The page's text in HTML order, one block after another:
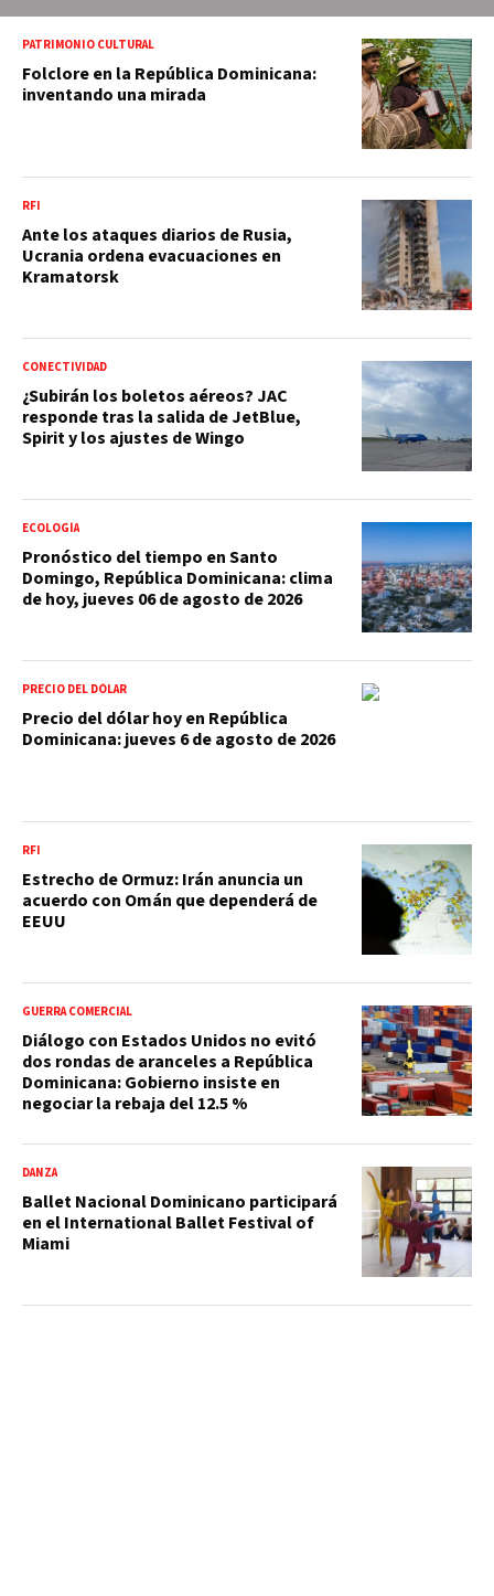
PATRIMONIO CULTURAL
Folclore en la República Dominicana:
inventando una mirada
RFI
Ante los ataques diarios de Rusia,
Ucrania ordena evacuaciones en
Kramatorsk
CONECTIVIDAD
¿Subirán los boletos aéreos? JAC
responde tras la salida de JetBlue,
Spirit y los ajustes de Wingo
ECOLOGÍA
Pronóstico del tiempo en Santo
Domingo, República Dominicana: clima
de hoy, jueves 06 de agosto de 2026
PRECIO DEL DÓLAR
Precio del dólar hoy en República
Dominicana: jueves 6 de agosto de 2026
RFI
Estrecho de Ormuz: Irán anuncia un
acuerdo con Omán que dependerá de
EEUU
GUERRA COMERCIAL
Diálogo con Estados Unidos no evitó
dos rondas de aranceles a República
Dominicana: Gobierno insiste en
negociar la rebaja del 12.5 %
DANZA
Ballet Nacional Dominicano participará
en el International Ballet Festival of
Miami